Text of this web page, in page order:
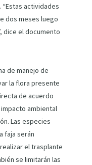
actividades
dos meses luego
dice el documento
de manejo de
la flora presente
de acuerdo
ambiental
Las especies
faja serán
el trasplante
se limitarán las